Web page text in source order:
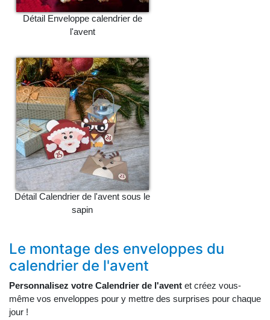
Détail Enveloppe calendrier de
l'avent
Détail Calendrier de l'avent sous le
sapin
Le montage des enveloppes du
calendrier de l'avent
Personnalisez votre Calendrier de l'avent et créez vous-
même vos enveloppes pour y mettre des surprises pour chaque
jour !